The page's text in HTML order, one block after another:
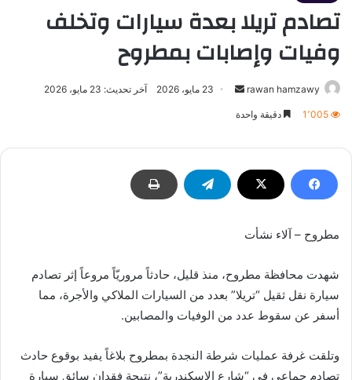
تصادم تريلا بعدة سيارات وتخلف
وفيات وإصابات بمطروح
rawan hamzawy
أرسل 23 مايو، 2026 آخر تحديث: 23 مايو، 2026
1٬005 دقيقة واحدة
مطروح – آلاء نشأت
شهدت محافظة مطروح، منذ قليل، حادثاً مروريّاً مروعاً إثر تصادم
سيارة نقل ثقيل “تريلا” بعدد من السيارات الملاكي والأجرة، مما
أسفر عن سقوط عدد من الوفيات والمصابين.
وتلقت غرفة عمليات شرطة النجدة بمطروح بلاغاً يفيد بوقوع حادث
تصادم جماعي في “شارع الإسكندرية”، نتيجة فقدان سائق سيارة